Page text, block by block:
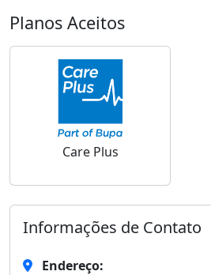
Planos Aceitos
Care Plus
Informações de Contato
Endereço: